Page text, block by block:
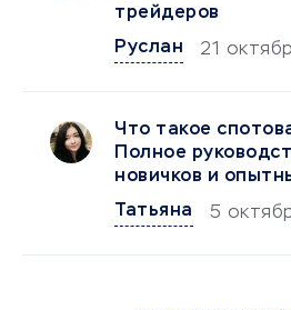
трейдеров
Руслан
21
Что такое
Полное
новичков и
Татьяна
5